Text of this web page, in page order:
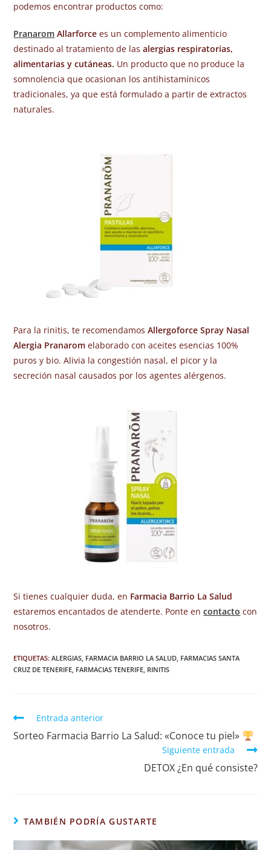
podemos encontrar productos como:
Pranarom Allarforce es un complemento alimenticio
destinado al tratamiento de lasalergias respiratorias,
alimentarias y cutáneas. Un producto que no produce la
somnolencia que ocasionan los antihistamínicos
tradicionales, ya que está formulado a partir de extractos
naturales.
Para la rinitis, te recomendamosAllergoforce Spray Nasal
Alergia Pranaromelaborado con aceites esencias 100%
puros y bio. Alivia la congestión nasal, el picor y la
secreción nasal causados por los agentes alérgenos.
Si tienes cualquier duda, en Farmacia Barrio La Salud
estaremos encantados de atenderte. Ponte encontacto con
nosotros.
ETIQUETAS:ALERGIAS, FARMACIA BARRIO LA SALUD, FARMACIAS SANTA
CRUZ DE TENERIFE, FARMACIAS TENERIFE, RINITIS
Entrada anterior
Sorteo Farmacia Barrio La Salud: «Conoce tu piel»
Siguiente entrada
DETOX ¿En qué consiste?
TAMBIÉN PODRÍA GUSTARTE